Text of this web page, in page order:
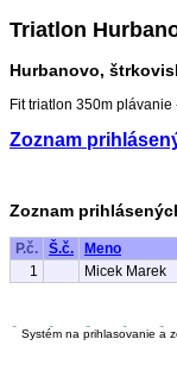
Triatlon
Hurbanovo,
Fit triatlon 350m
Zoznam
Zoznam
P.č. Š.č. Meno
1
Micek Marek
Systém na prihlasovanie a